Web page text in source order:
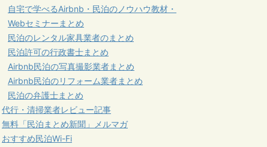
自宅で学べるAirbnb・民泊のノウハウ教材・
Webセミナーまとめ
民泊のレンタル家具業者のまとめ
民泊許可の行政書士まとめ
Airbnb民泊の写真撮影業者まとめ
Airbnb民泊のリフォーム業者まとめ
民泊の弁護士まとめ
代行・清掃業者レビュー記事
無料「民泊まとめ新聞」メルマガ
おすすめ民泊Wi-Fi